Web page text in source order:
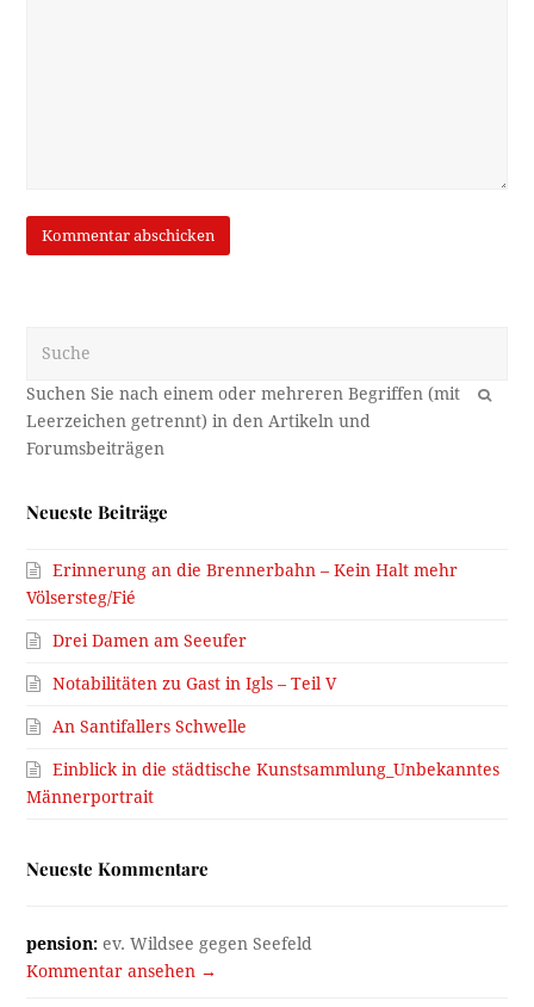
OK
Neueste Beiträge
Erinnerung an die Brennerbahn – Kein Halt mehr
Völsersteg/Fié
Drei Damen am Seeufer
Notabilitäten zu Gast in Igls – Teil V
An Santifallers Schwelle
Einblick in die städtische Kunstsammlung_Unbekanntes
Männerportrait
Neueste Kommentare
pension: ev. Wildsee gegen Seefeld
Kommentar ansehen →